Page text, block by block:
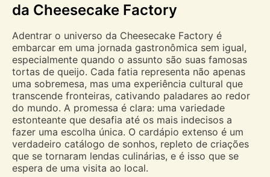
da Cheesecake Factory
Adentrar o universo da Cheesecake Factory é
embarcar em uma jornada gastronômica sem igual,
especialmente quando o assunto são suas famosas
tortas de queijo. Cada fatia representa não apenas
uma sobremesa, mas uma experiência cultural que
transcende fronteiras, cativando paladares ao redor
do mundo. A promessa é clara: uma variedade
estonteante que desafia até os mais indecisos a
fazer uma escolha única. O cardápio extenso é um
verdadeiro catálogo de sonhos, repleto de criações
que se tornaram lendas culinárias, e é isso que se
espera de uma visita ao local.